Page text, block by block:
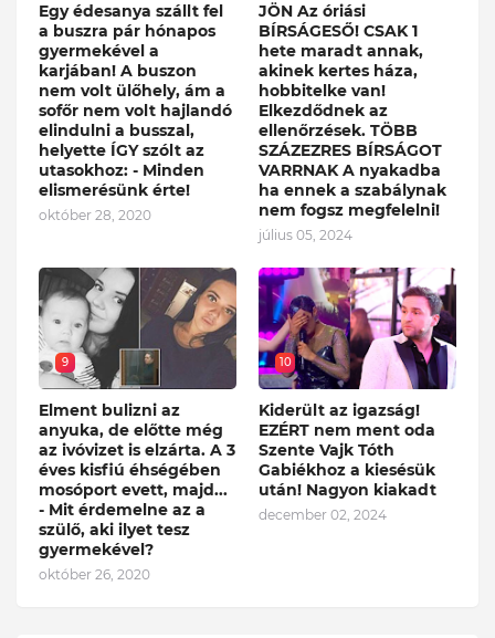
Egy édesanya szállt fel
a buszra pár hónapos
gyermekével a
karjában! A buszon
nem volt ülőhely, ám a
sofőr nem volt hajlandó
elindulni a busszal,
helyette ÍGY szólt az
utasokhoz: - Minden
elismerésünk érte!
október 28, 2020
JÖN Az óriási
BÍRSÁGESŐ! CSAK 1
hete maradt annak,
akinek kertes háza,
hobbitelke van!
Elkezdődnek az
ellenőrzések. TÖBB
SZÁZEZRES BÍRSÁGOT
VARRNAK A nyakadba
ha ennek a szabálynak
nem fogsz megfelelni!
július 05, 2024
9
Elment bulizni az
anyuka, de előtte még
az ivóvizet is elzárta. A 3
éves kisfiú éhségében
mosóport evett, majd...
- Mit érdemelne az a
szülő, aki ilyet tesz
gyermekével?
október 26, 2020
10
Kiderült az igazság!
EZÉRT nem ment oda
Szente Vajk Tóth
Gabiékhoz a kiesésük
után! Nagyon kiakadt
december 02, 2024